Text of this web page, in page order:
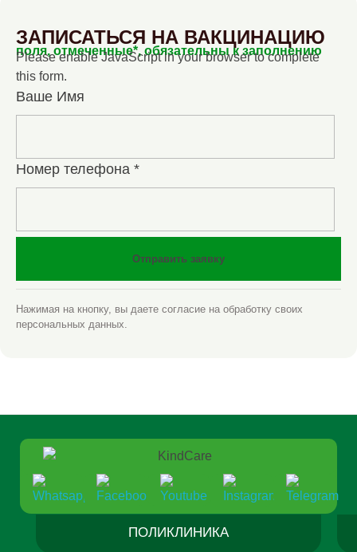
ЗАПИСАТЬСЯ НА ВАКЦИНАЦИЮ
поля, отмеченные*, обязательны к заполнению
Please enable JavaScript in your browser to complete
this form.
Ваше Имя
Номер телефона *
Отправить заявку
Нажимая на кнопку, вы даете согласие на обработку своих
персональных данных.
ПОЛИКЛИНИКА